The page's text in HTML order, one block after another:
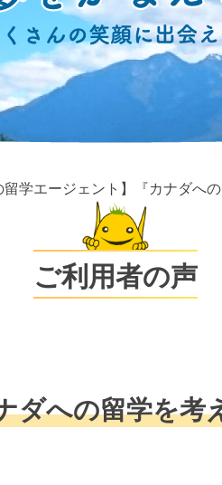
留学エージェント】『カナダへ
ご利用者の声
ダへの留学を考